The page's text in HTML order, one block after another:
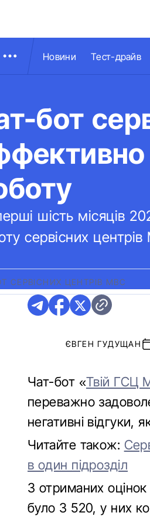
Новини Тест-драйв
бот
шість місяців
сервісних
СЕРВІСНИХ ЦЕНТРІВ МВС
ЄВГЕН ГУДУЩАН
Чат-бот «Твій ГСЦ
переважно
негативні відгуки,
Читайте також:
в один підрозділ
З отриманих
було 3 520, у них